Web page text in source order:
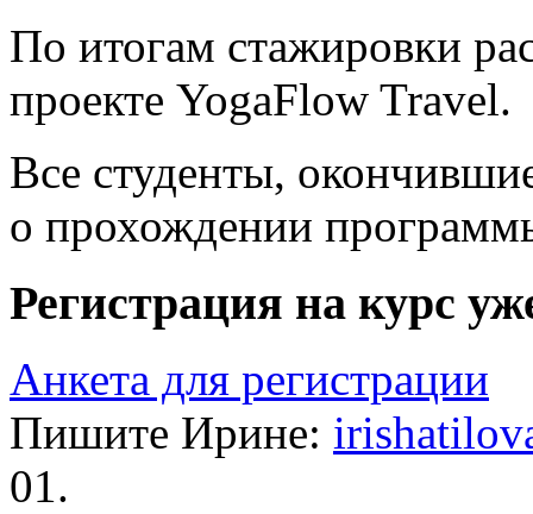
По итогам стажировки
проекте YogaFlow Travel.
Все студенты,
о прохождении
Регистрация на курс
Анкета для регистрации
Пишите Ирине:
01.